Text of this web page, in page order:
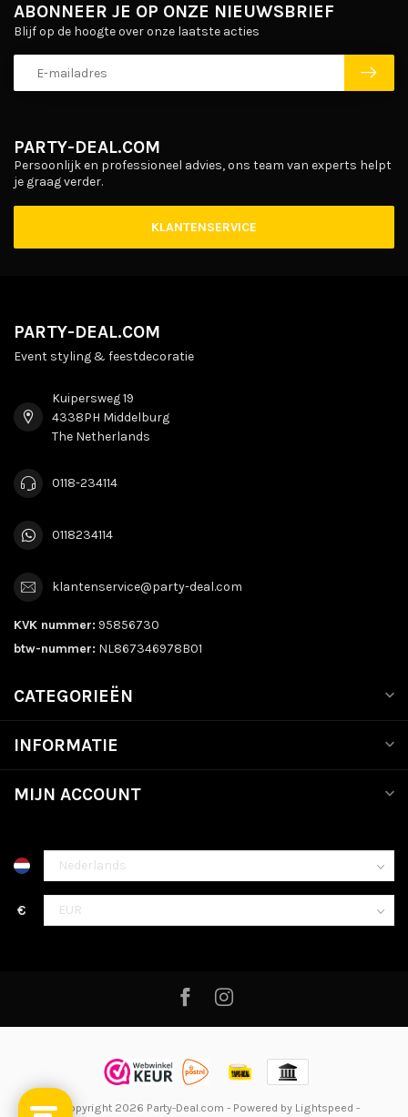
PARTY-DEAL.COM
Persoonlijk en professioneel advies, ons team van experts helpt
je graag verder.
KLANTENSERVICE
ABONNEER JE OP ONZE NIEUWSBRIEF
Blijf op de hoogte over onze laatste acties
PARTY-DEAL.COM
Event styling & feestdecoratie
Kuipersweg 19
4338PH Middelburg
The Netherlands
0118-234114
0118234114
klantenservice@party-deal.com
KVK nummer: 95856730
btw-nummer: NL867346978B01
CATEGORIEËN
INFORMATIE
MIJN ACCOUNT
€
© Copyright 2026 Party-Deal.com - Powered by Lightspeed -